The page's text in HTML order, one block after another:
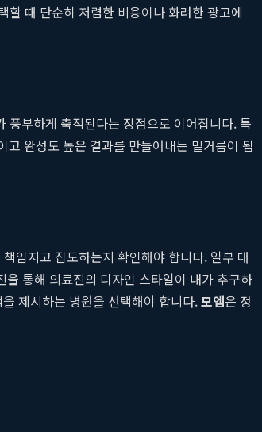
때 단순히 저렴한 비용이나 화려한 광고에
풍부하게 축적된다는 장점으로 이어집니다. 특
완성도 높은 결과를 만들어내는 밑거름이 됩
임지고 집도하는지 확인해야 합니다. 일부 대
통해 의료진의 디자인 스타일이 내가 추구하
제시하는 병원을 선택해야 합니다.모엠은 정